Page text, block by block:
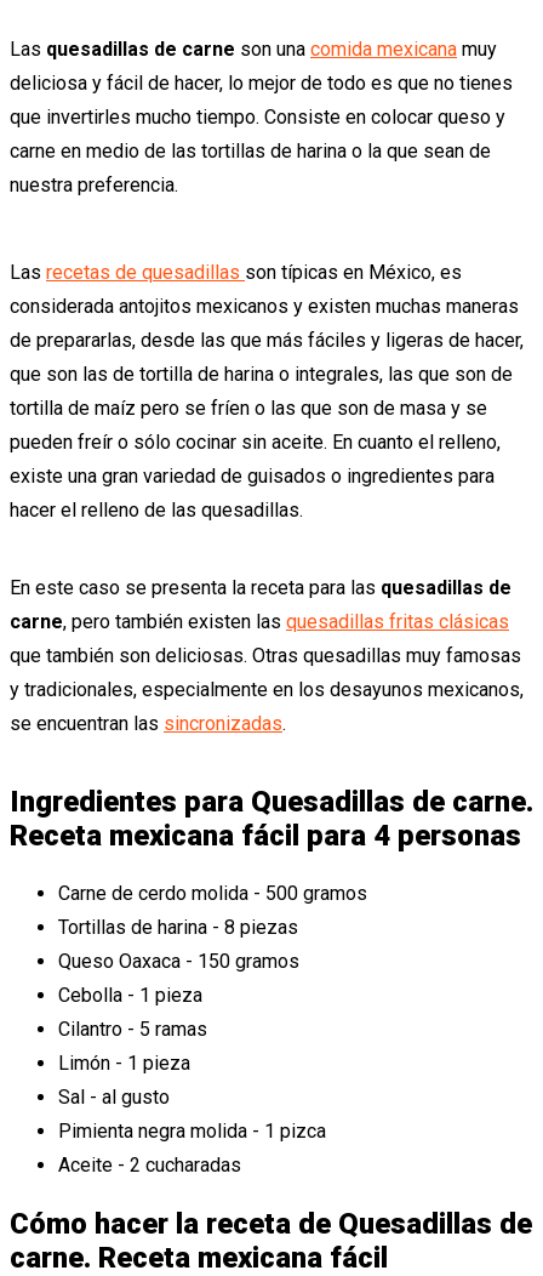
Las quesadillas de carne son una comida mexicana muy
deliciosa y fácil de hacer, lo mejor de todo es que no tienes
que invertirles mucho tiempo. Consiste en colocar queso y
carne en medio de las tortillas de harina o la que sean de
nuestra preferencia.
Las recetas de quesadillas son típicas en México, es
considerada antojitos mexicanos y existen muchas maneras
de prepararlas, desde las que más fáciles y ligeras de hacer,
que son las de tortilla de harina o integrales, las que son de
tortilla de maíz pero se fríen o las que son de masa y se
pueden freír o sólo cocinar sin aceite. En cuanto el relleno,
existe una gran variedad de guisados o ingredientes para
hacer el relleno de las quesadillas.
En este caso se presenta la receta para las quesadillas de
carne, pero también existen las quesadillas fritas clásicas
que también son deliciosas. Otras quesadillas muy famosas
y tradicionales, especialmente en los desayunos mexicanos,
se encuentran las sincronizadas.
Ingredientes para Quesadillas de carne.
Receta mexicana fácil para 4 personas
Carne de cerdo molida - 500 gramos
Tortillas de harina - 8 piezas
Queso Oaxaca - 150 gramos
Cebolla - 1 pieza
Cilantro - 5 ramas
Limón - 1 pieza
Sal - al gusto
Pimienta negra molida - 1 pizca
Aceite - 2 cucharadas
Cómo hacer la receta de Quesadillas de
carne. Receta mexicana fácil